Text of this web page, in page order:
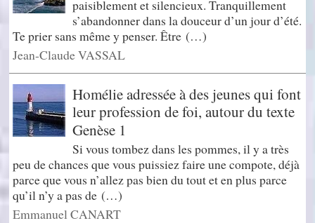
paisiblement et silencieux. Tranquillement
s’abandonner dans la douceur d’un jour d’été.
Te prier sans même y penser. Être (…)
Jean-Claude VASSAL
Homélie adressée à des jeunes qui font
leur profession de foi, autour du texte
Genèse 1
Si vous tombez dans les pommes, il y a très
peu de chances que vous puissiez faire une compote, déjà
parce que vous n’allez pas bien du tout et en plus parce
qu’il n’y a pas de (…)
Emmanuel CANART